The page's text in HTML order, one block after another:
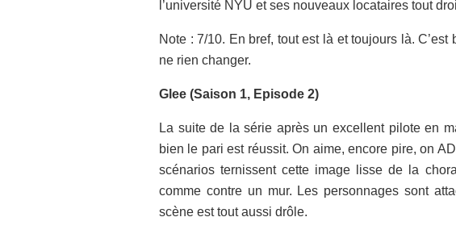
l’université NYU et ses nouveaux locataires tout
Note : 7/10. En bref, tout est là et toujours là.
ne rien changer.
Glee (Saison 1, Episode 2)
La suite de la série après un excellent pilote en
bien le pari est réussit. On aime, encore pire, on
scénarios ternissent cette image lisse de la
comme contre un mur. Les personnages sont
scène est tout aussi drôle.